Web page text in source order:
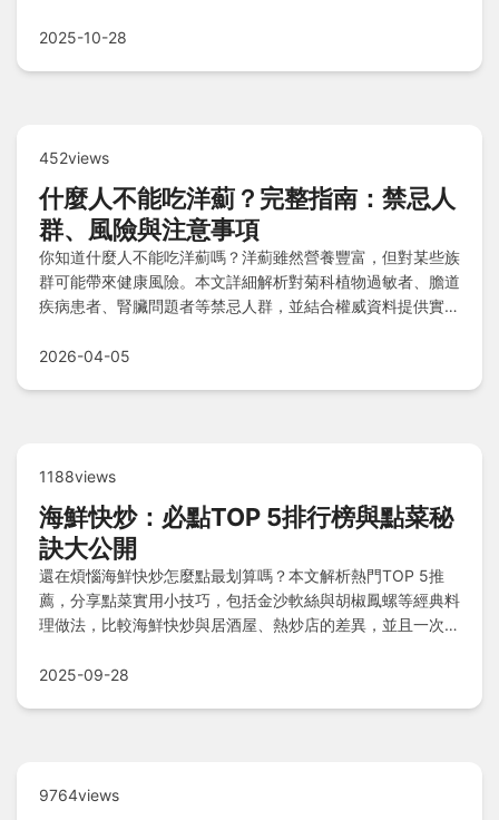
答，助您輕鬆規劃一趟難忘又安心的探險之旅。
2025-10-28
452views
什麼人不能吃洋薊？完整指南：禁忌人
群、風險與注意事項
你知道什麼人不能吃洋薊嗎？洋薊雖然營養豐富，但對某些族
群可能帶來健康風險。本文詳細解析對菊科植物過敏者、膽道
疾病患者、腎臟問題者等禁忌人群，並結合權威資料提供實用
全、與藥物交互作用等，讓你全面了解如何安全享受洋薊的好
2026-04-05
1188views
海鮮快炒：必點TOP 5排行榜與點菜秘
訣大公開
還在煩惱海鮮快炒怎麼點最划算嗎？本文解析熱門TOP 5推
薦，分享點菜實用小技巧，包括金沙軟絲與胡椒鳳螺等經典料
理做法，比較海鮮快炒與居酒屋、熱炒店的差異，並且一次解
2025-09-28
9764views